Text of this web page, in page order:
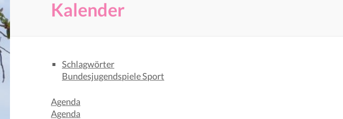
Kalender
Schlagwörter
BundesjugendspieleSport
Agenda
Agenda